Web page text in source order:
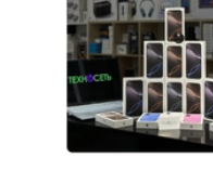
50 МП. Невероятный
Целая вселенная
Делайте снимки
точно выдержат